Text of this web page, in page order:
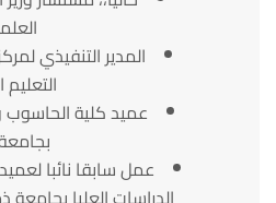
المدير التنفيذي
التعليم
عميد كلية الحاسوب
عمل سابقا نائبا